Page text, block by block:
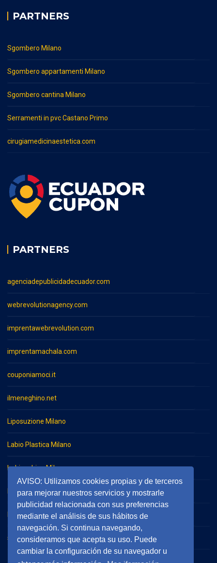
AVISO: Utilizamos cookies propias y de terceros
para mejorar nuestros servicios y mostrarle
publicidad relacionada con sus preferencias
mediante el análisis de sus hábitos de
navegación. Si continua navegando,
consideramos que acepta su uso. Puede
cambiar la configuración de su navegador u
PARTNERS
Sgombero Milano
Sgombero appartamenti Milano
Sgombero cantina Milano
Serramenti in pvc Castano Primo
cirugiamedicinaestetica.com
PARTNERS
agenciadepublicidadecuador.com
webrevolutionagency.com
imprentawebrevolution.com
imprentamachala.com
couponiamoci.it
ilmeneghino.net
Liposuzione Milano
Labio Plastica Milano
Imbianchino Milano
Impresa di pulizie Milano
Impresa di pulizie Monza
serramentieinfissimilano.it